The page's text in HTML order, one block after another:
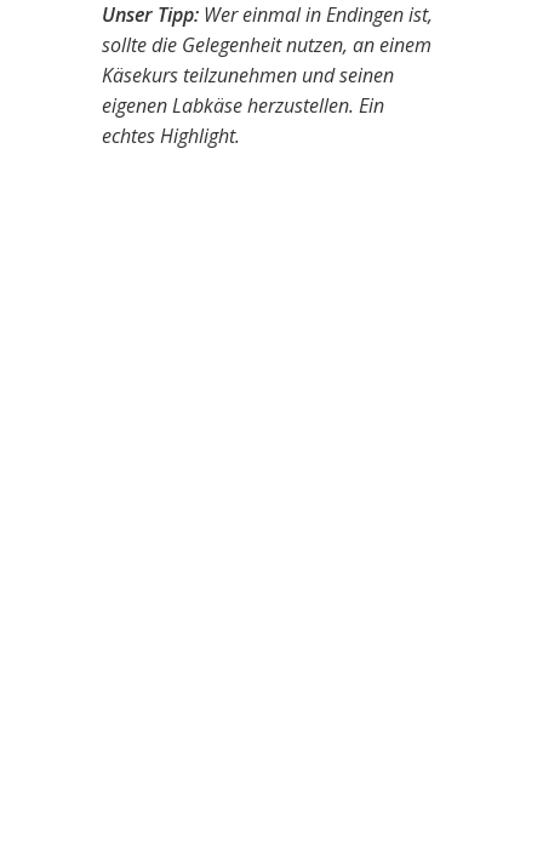
Unser Tipp: Wer einmal in Endingen ist,
sollte die Gelegenheit nutzen, an einem
Käsekurs teilzunehmen und seinen
eigenen Labkäse herzustellen. Ein
echtes Highlight.